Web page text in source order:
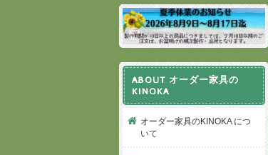
ABOUT オーダー家具の
KINOKA
オーダー家具のKINOKA につ
いて